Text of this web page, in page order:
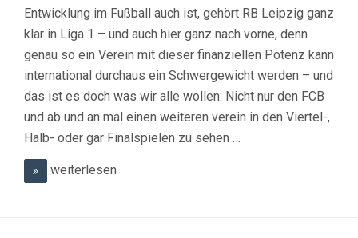
Entwicklung im Fußball auch ist, gehört RB Leipzig ganz
klar in Liga 1 – und auch hier ganz nach vorne, denn
genau so ein Verein mit dieser finanziellen Potenz kann
international durchaus ein Schwergewicht werden – und
das ist es doch was wir alle wollen: Nicht nur den FCB
und ab und an mal einen weiteren verein in den Viertel-,
Halb- oder gar Finalspielen zu sehen …
weiterlesen